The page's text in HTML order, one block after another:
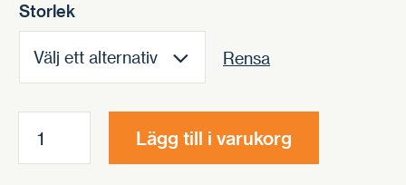
Storlek
Rensa
lösvikt
Lägg till i varukorg